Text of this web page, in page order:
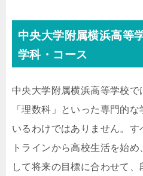
中央大学附属横浜高等
学科・コース
中央大学附属横浜高等学校で
「理数科」といった専門的
いるわけではありません。
トラインから高校生活を始
して将来の目標に合わせて